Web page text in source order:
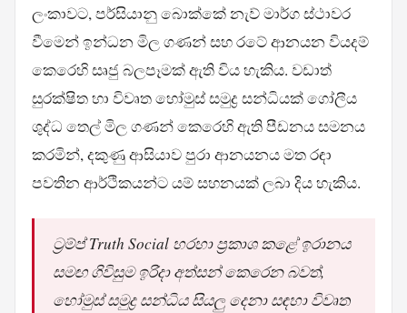
ලංකාවට, පර්සියානු බොක්කේ නැව් මාර්ග ස්ථාවර
වීමෙන් ඉන්ධන මිල ගණන් සහ රටේ ආනයන වියදම්
කෙරෙහි සෘජු බලපෑමක් ඇති විය හැකිය. වඩාත්
සුරක්ෂිත හා විවෘත හෝමුස් සමුද්‍ර සන්ධියක් ගෝලීය
ශුද්ධ තෙල් මිල ගණන් කෙරෙහි ඇති පීඩනය සමනය
කරමින්, දකුණු ආසියාව පුරා ආනයනය මත රඳා
පවතින ආර්ථිකයන්ට යම් සහනයක් ලබා දිය හැකිය.
ට්‍රම්ප් Truth Social හරහා ප්‍රකාශ කළේ ඉරානය
සමඟ ගිවිසුම ඉරිදා අත්සන් කෙරෙන බවත්,
හෝමුස් සමුද්‍ර සන්ධිය සියලු දෙනා සඳහා විවෘත